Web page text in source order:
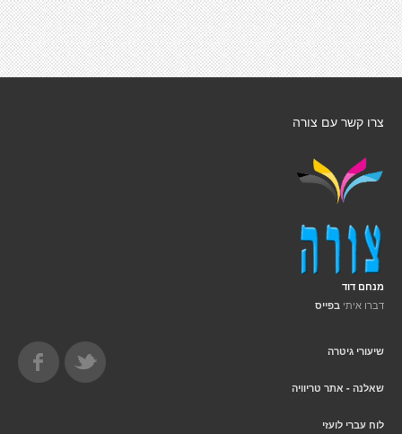
צרו קשר עם צורה
מנחם דוד
דברו איתי בפייס
שיעורי גיטרה
שאלנה - אתר טריוויה
לוח עברי לועזי